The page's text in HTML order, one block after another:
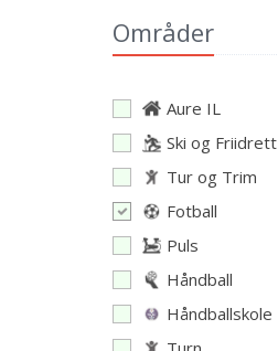
Områder
Aure IL
Ski og Friidrett
Tur og Trim
Fotball
Puls
Håndball
Håndballskole